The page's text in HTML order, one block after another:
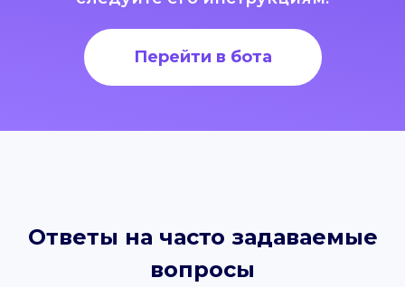
Перейти в бота
Ответы на часто задаваемые
вопросы